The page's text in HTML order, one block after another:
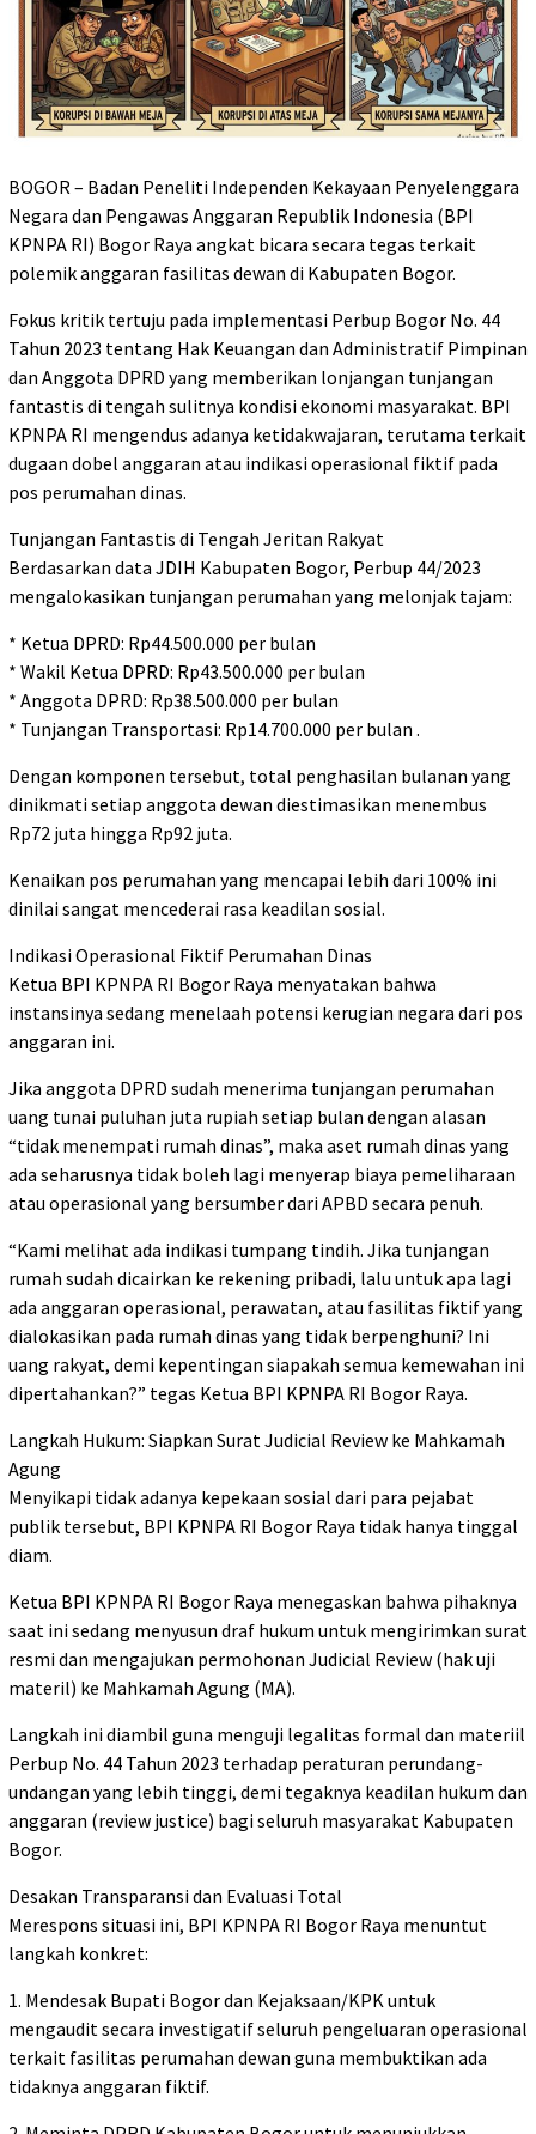
BOGOR – Badan Peneliti Independen Kekayaan Penyelenggara
Negara dan Pengawas Anggaran Republik Indonesia (BPI
KPNPA RI) Bogor Raya angkat bicara secara tegas terkait
polemik anggaran fasilitas dewan di Kabupaten Bogor.
Fokus kritik tertuju pada implementasi Perbup Bogor No. 44
Tahun 2023 tentang Hak Keuangan dan Administratif Pimpinan
dan Anggota DPRD yang memberikan lonjangan tunjangan
fantastis di tengah sulitnya kondisi ekonomi masyarakat. BPI
KPNPA RI mengendus adanya ketidakwajaran, terutama terkait
dugaan dobel anggaran atau indikasi operasional fiktif pada
pos perumahan dinas.
Tunjangan Fantastis di Tengah Jeritan Rakyat
Berdasarkan data JDIH Kabupaten Bogor, Perbup 44/2023
mengalokasikan tunjangan perumahan yang melonjak tajam:
* Ketua DPRD: Rp44.500.000 per bulan
* Wakil Ketua DPRD: Rp43.500.000 per bulan
* Anggota DPRD: Rp38.500.000 per bulan
* Tunjangan Transportasi: Rp14.700.000 per bulan .
Dengan komponen tersebut, total penghasilan bulanan yang
dinikmati setiap anggota dewan diestimasikan menembus
Rp72 juta hingga Rp92 juta.
Kenaikan pos perumahan yang mencapai lebih dari 100% ini
dinilai sangat mencederai rasa keadilan sosial.
Indikasi Operasional Fiktif Perumahan Dinas
Ketua BPI KPNPA RI Bogor Raya menyatakan bahwa
instansinya sedang menelaah potensi kerugian negara dari pos
anggaran ini.
Jika anggota DPRD sudah menerima tunjangan perumahan
uang tunai puluhan juta rupiah setiap bulan dengan alasan
“tidak menempati rumah dinas”, maka aset rumah dinas yang
ada seharusnya tidak boleh lagi menyerap biaya pemeliharaan
atau operasional yang bersumber dari APBD secara penuh.
“Kami melihat ada indikasi tumpang tindih. Jika tunjangan
rumah sudah dicairkan ke rekening pribadi, lalu untuk apa lagi
ada anggaran operasional, perawatan, atau fasilitas fiktif yang
dialokasikan pada rumah dinas yang tidak berpenghuni? Ini
uang rakyat, demi kepentingan siapakah semua kemewahan ini
dipertahankan?” tegas Ketua BPI KPNPA RI Bogor Raya.
Langkah Hukum: Siapkan Surat Judicial Review ke Mahkamah
Agung
Menyikapi tidak adanya kepekaan sosial dari para pejabat
publik tersebut, BPI KPNPA RI Bogor Raya tidak hanya tinggal
diam.
Ketua BPI KPNPA RI Bogor Raya menegaskan bahwa pihaknya
saat ini sedang menyusun draf hukum untuk mengirimkan surat
resmi dan mengajukan permohonan Judicial Review (hak uji
materil) ke Mahkamah Agung (MA).
Langkah ini diambil guna menguji legalitas formal dan materiil
Perbup No. 44 Tahun 2023 terhadap peraturan perundang-
undangan yang lebih tinggi, demi tegaknya keadilan hukum dan
anggaran (review justice) bagi seluruh masyarakat Kabupaten
Bogor.
Desakan Transparansi dan Evaluasi Total
Merespons situasi ini, BPI KPNPA RI Bogor Raya menuntut
langkah konkret:
1. Mendesak Bupati Bogor dan Kejaksaan/KPK untuk
mengaudit secara investigatif seluruh pengeluaran operasional
terkait fasilitas perumahan dewan guna membuktikan ada
tidaknya anggaran fiktif.